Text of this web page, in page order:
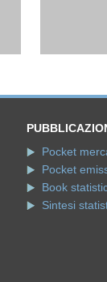
Pocket
Pocket
Book
Sintesi